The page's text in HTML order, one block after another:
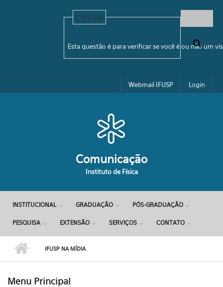
Formulário de busca
CAPTCHA
Esta questão é para verificar se você é ou não um
Webmail IFUSP Login
Comunicação
Instituto de Física
INSTITUCIONAL GRADUAÇÃO PÓS-GRADUAÇÃO
PESQUISA EXTENSÃO SERVIÇOS CONTATO
IFUSP NA MÍDIA
Menu Principal